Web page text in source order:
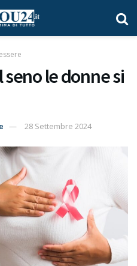
le donne si
28 Settembre 2024